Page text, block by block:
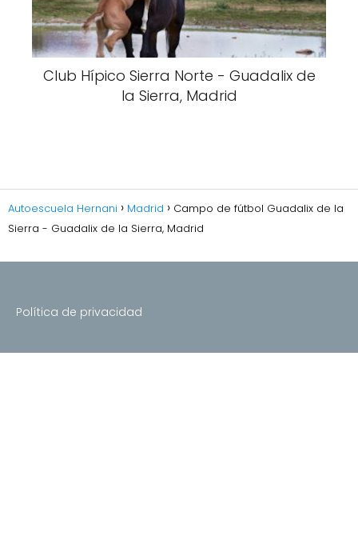
Club Hípico Sierra Norte - Guadalix de
la Sierra, Madrid
Autoescuela Hernani Madrid
Campo de fútbol Guadalix de la
Sierra - Guadalix de la Sierra, Madrid
Política de privacidad